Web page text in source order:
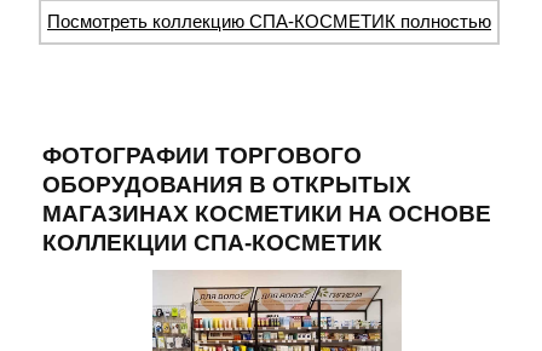
Посмотреть коллекцию СПА-КОСМЕТИК полностью
ФОТОГРАФИИ ТОРГОВОГО
ОБОРУДОВАНИЯ В ОТКРЫТЫХ
МАГАЗИНАХ КОСМЕТИКИ НА ОСНОВЕ
КОЛЛЕКЦИИ СПА-КОСМЕТИК